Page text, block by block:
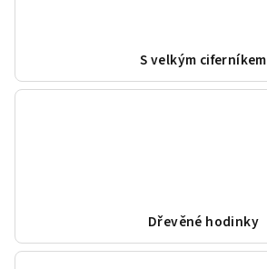
S velkým ciferníkem
Dřevěné hodinky